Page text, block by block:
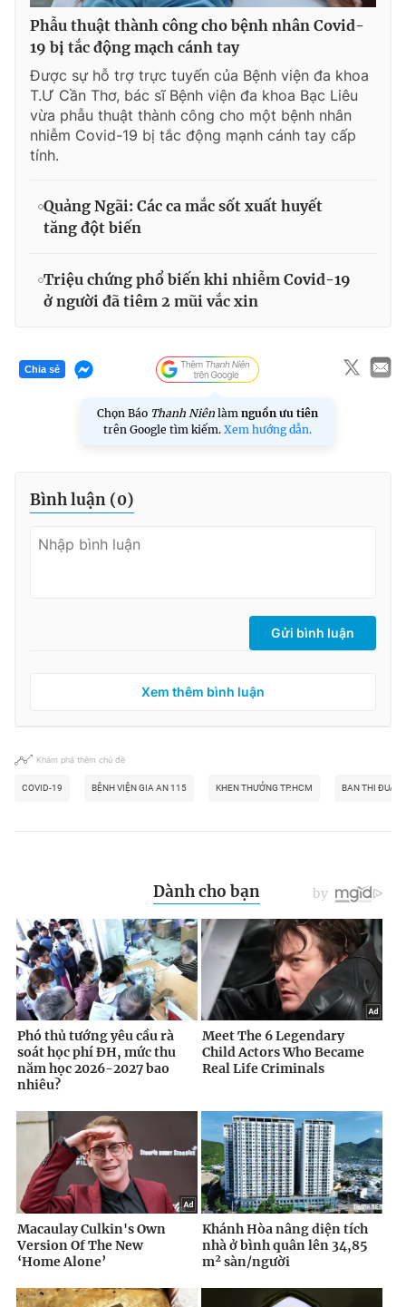
Phẫu thuật thành công cho bệnh nhân Covid-
19 bị tắc động mạch cánh tay
Được sự hỗ trợ trực tuyến của Bệnh viện đa khoa
T.Ư Cần Thơ, bác sĩ Bệnh viện đa khoa Bạc Liêu
vừa phẫu thuật thành công cho một bệnh nhân
nhiễm Covid-19 bị tắc động mạnh cánh tay cấp
tính.
Quảng Ngãi: Các ca mắc sốt xuất huyết
tăng đột biến
Triệu chứng phổ biến khi nhiễm Covid-19
ở người đã tiêm 2 mũi vắc xin
Chia sẻ
Chọn Báo Thanh Niên làm nguồn ưu tiên
trên Google tìm kiếm. Xem hướng dẫn.
Bình luận (0)
Gửi bình luận
Xem thêm bình luận
Khám phá thêm chủ đề
COVID-19 BỆNH VIỆN GIA AN 115 KHEN THƯỞNG TP.HCM BAN THI ĐUA